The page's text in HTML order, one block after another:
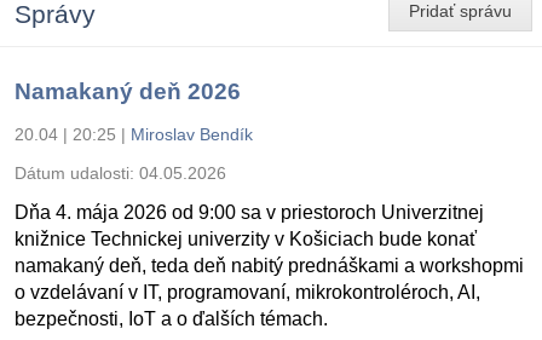
Pridať správu
Správy
Namakaný deň 2026
20.04 | 20:25 | Miroslav Bendík
Dátum udalosti: 04.05.2026
Dňa 4. mája 2026 od 9:00 sa v priestoroch Univerzitnej
knižnice Technickej univerzity v Košiciach bude konať
namakaný deň, teda deň nabitý prednáškami a workshopmi
o vzdelávaní v IT, programovaní, mikrokontroléroch, AI,
bezpečnosti, IoT a o ďalších témach.